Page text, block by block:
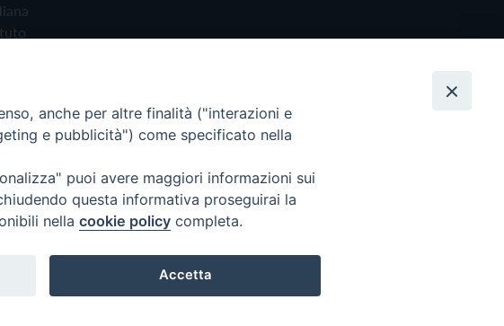
anche per altre finalità ("interazioni e
e pubblicità") come specificato nella
puoi avere maggiori informazioni sui
questa informativa proseguirai la
nella cookie policy completa.
Accetta